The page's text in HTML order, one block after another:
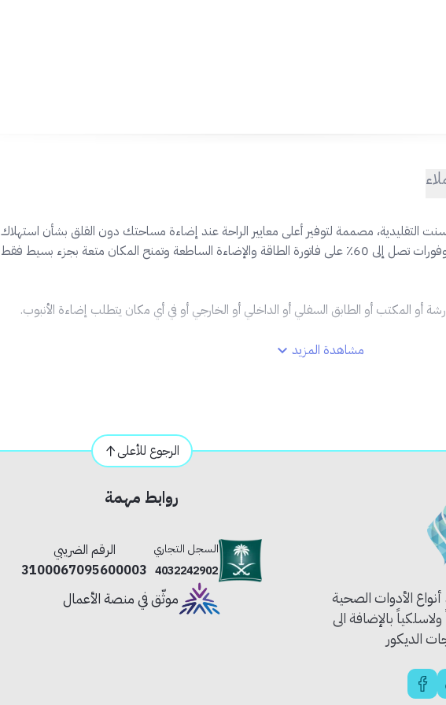
التقليدية، مصممة لتوفير أعلى معايير الراحة عند إضاءة مساحتك دون القلق بشأن استهلاك
الطاقة، حيث توفر رقائق LED المستخدمة وفورات تصل إلى 60٪ على فاتورة الطاقة والإضاءة الساطعة وتمنح المكان متعة بجزء بسيط فقط
أو المكتب أو الطابق السفلي أو الداخلي أو الخارجي أو في أي مكان يتطلب إضاءة الأنبوب.
العديد من الأدواتمشاهدة المزيد
الرجوع للأعلى
الأدوات الصحية
بالإضافة الى
الديكور
روابط مهمة
السجل التجاري
4032242902
الرقم الضريبي
3100067095600003
موثّق في منصة الأعمال